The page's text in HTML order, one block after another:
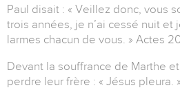
Paul disait : « Veillez donc, vous
trois années, je n’ai cessé nuit et
larmes chacun de vous. » Actes
Devant la souffrance de Marthe
perdre leur frère : « Jésus pleura.